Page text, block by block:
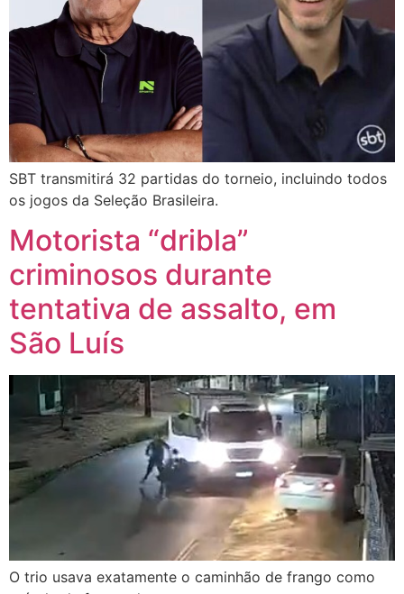
SBT transmitirá 32 partidas do torneio, incluindo todos
os jogos da Seleção Brasileira.
Motorista “dribla”
criminosos durante
tentativa de assalto, em
São Luís
O trio usava exatamente o caminhão de frango como